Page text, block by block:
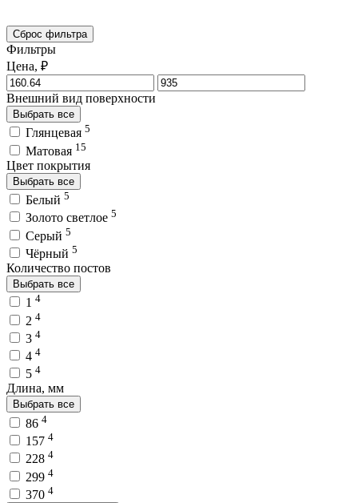
Сброс фильтра
Фильтры
Цена, ₽
Внешний вид поверхности
Выбрать все
Глянцевая 5
Матовая 15
Цвет покрытия
Выбрать все
Белый 5
Золото светлое 5
Серый 5
Чёрный 5
Количество постов
Выбрать все
1 4
2 4
3 4
4 4
5 4
Длина, мм
Выбрать все
86 4
157 4
228 4
299 4
370 4